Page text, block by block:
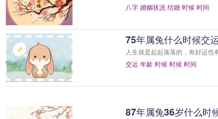
八字 婚姻状况 结婚 时候 时间
75年属兔什么时候交
人生就是起起落落的，有好运
交运 年龄 时候 时候 时间
87年属兔36岁什么时